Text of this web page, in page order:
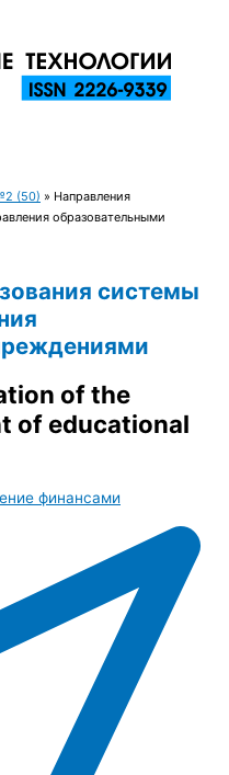
(50) » Направления
образовательными
системы
of the
of educational
финансами